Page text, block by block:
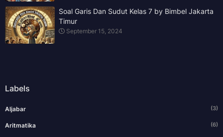
Soal Garis Dan Sudut Kelas 7 by Bimbel Jakarta
Timur
September 15, 2024
Labels
Aljabar (3)
Aritmatika (6)